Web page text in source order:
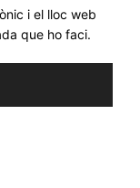
i el lloc web
que ho faci.